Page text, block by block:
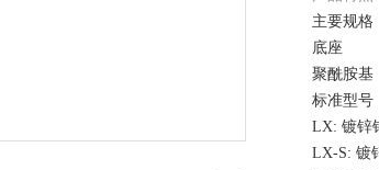
主要规格
底座
聚酰胺基
标准型号
LX: 镀锌
LX-S: 镀